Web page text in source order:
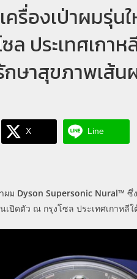
ครื่องเป่าผมรุ่น
ประเทศเกา
ษาสุขภาพเส้น
X Line
ผม Dyson Supersonic Nural™ ซึ่
เปิดตัว ณ กรุงโซล ประเทศเกาหลีใ